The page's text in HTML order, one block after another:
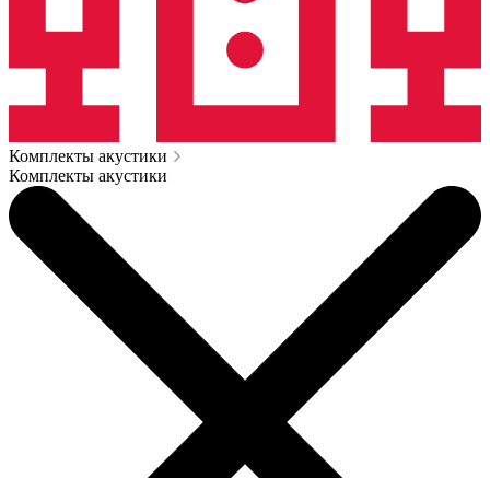
Комплекты акустики
Комплекты акустики